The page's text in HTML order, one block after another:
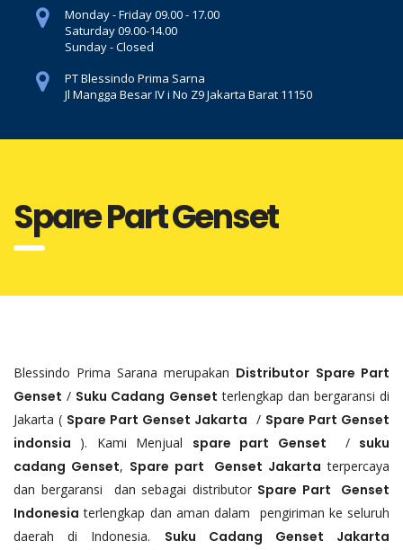
Monday - Friday 09.00 - 17.00
Saturday 09.00-14.00
Sunday - Closed
PT Blessindo Prima Sarna
Jl Mangga Besar IV i No Z9 Jakarta Barat 11150
Spare Part Genset
Blessindo Prima Sarana merupakan Distributor Spare Part
Genset / Suku Cadang Genset terlengkap dan bergaransi di
Jakarta ( Spare Part Genset Jakarta / Spare Part Genset
indonsia ). Kami Menjual spare part Genset / suku
cadang Genset, Spare part Genset Jakarta terpercaya
dan bergaransi dan sebagai distributor Spare Part Genset
Indonesia terlengkap dan aman dalam pengiriman ke seluruh
daerah di Indonesia. Suku Cadang Genset Jakarta